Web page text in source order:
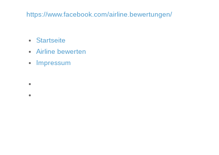
https://www.facebook.com/airline.bewertungen/
Startseite
Airline bewerten
Impressum